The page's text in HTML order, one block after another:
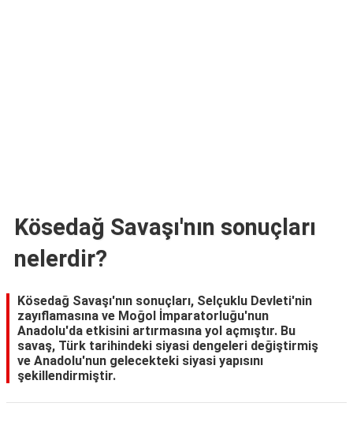
Kösedağ Savaşı'nın sonuçları
nelerdir?
Kösedağ Savaşı'nın sonuçları, Selçuklu Devleti'nin
zayıflamasına ve Moğol İmparatorluğu'nun
Anadolu'da etkisini artırmasına yol açmıştır. Bu
savaş, Türk tarihindeki siyasi dengeleri değiştirmiş
ve Anadolu'nun gelecekteki siyasi yapısını
şekillendirmiştir.